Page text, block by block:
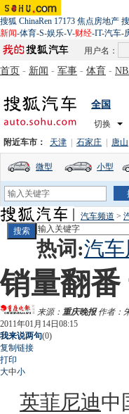
搜狐 ChinaRen 17173 焦点房地产
新闻-体育-S-娱乐-V-财经-IT-汽车-
用户名：
首页 - 新闻 - 军事 - 体育 -
全国
切换
附近车市： 天津 石家庄 唐山
微型 小型
汽车频道 >
热词:汽车
销量翻
来源： 重庆晚报作者：
2011年01月14日08:15
我来说两句(0)
复制链接
打印
大中小
英菲尼迪